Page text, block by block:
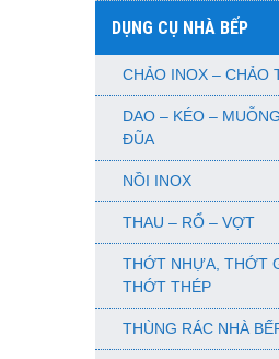
DỤNG CỤ NHÀ BẾP
CHẢO INOX – CHẢO
DAO – KÉO –
ĐŨA
NỒI INOX
THAU – RỔ – VỢT
THỚT NHỰA, THỚT
THỚT THÉP
THÙNG RÁC NHÀ